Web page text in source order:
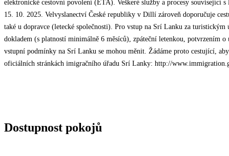
elektronické cestovní povolení (ETA). Veškeré služby a procesy související
15. 10. 2025. Velvyslanectví České republiky v Dillí zároveň doporučuje
také u dopravce (letecké společnosti). Pro vstup na Srí Lanku za
dokladem (s platností minimálně 6 měsíců), zpáteční letenkou, potvrzením
vstupní podmínky na Srí Lanku se mohou měnit. Žádáme proto cestující,
oficiálních stránkách imigračního úřadu Srí Lanky: http://
Dostupnost pokojů